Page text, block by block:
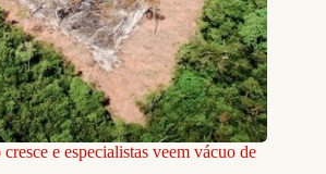
e especialistas veem vácuo de